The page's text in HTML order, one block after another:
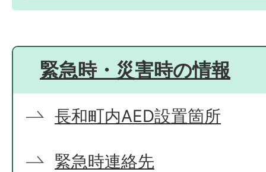
緊急時・災害時の情報
長和町内AED設置箇所
緊急時連絡先